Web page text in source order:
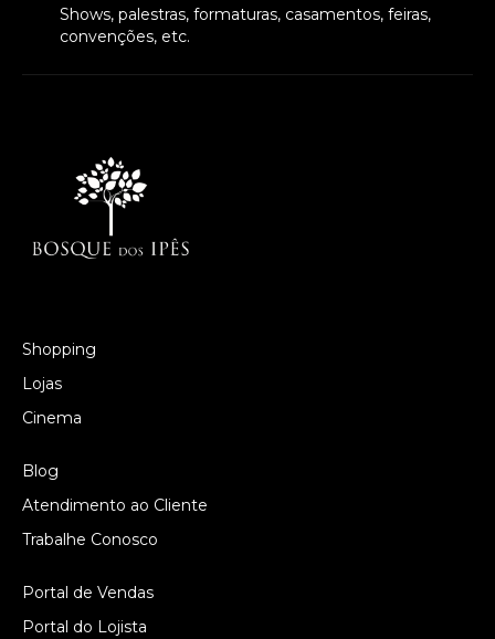
Shows, palestras, formaturas, casamentos, feiras,
convenções, etc.
Shopping
Lojas
Cinema
Blog
Atendimento ao Cliente
Trabalhe Conosco
Portal de Vendas
Portal do Lojista